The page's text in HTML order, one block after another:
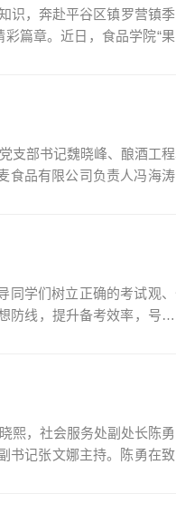
识，奔赴平谷区镇罗营镇
篇章。近日，食品学院“
支部书记魏晓峰、酿酒工
食品有限公司负责人冯海
同学们树立正确的考试观
防线，提升备考效率，号
熙，社会服务处副处长陈
书记张文娜主持。陈勇在